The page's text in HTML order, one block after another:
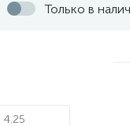
Только в